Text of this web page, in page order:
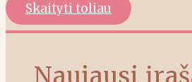
Skaityti toliau